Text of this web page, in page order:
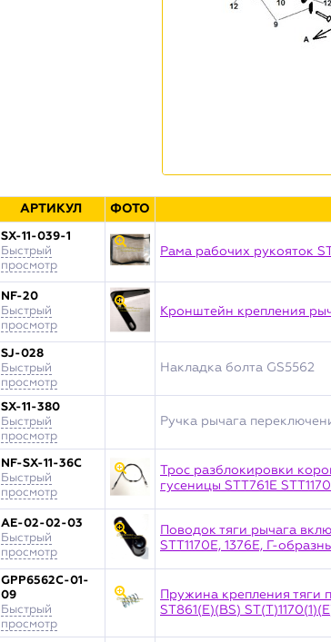
АРТИКУЛ ФОТО
SX-11-039-1
Быстрый
просмотр
Рама рабочих рукояток
NF-20
Быстрый
просмотр
Кронштейн крепления
SJ-028
Быстрый
просмотр
Накладка болта GS5562
SX-11-380
Быстрый
просмотр
Ручка рычага
NF-SX-11-36C
Быстрый
просмотр
Трос разблокировки
гусеницы STT761E
AE-02-02-03
Быстрый
просмотр
Поводок тяги рычага
STT1170E, 1376Е, Г-
GPP6562C-01-
09
Быстрый
просмотр
Пружина крепления тяги
ST861(E)(BS)